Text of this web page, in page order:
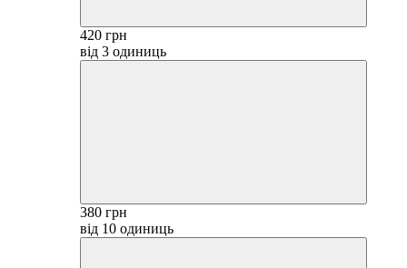
420 грн
від 3 одиниць
380 грн
від 10 одиниць